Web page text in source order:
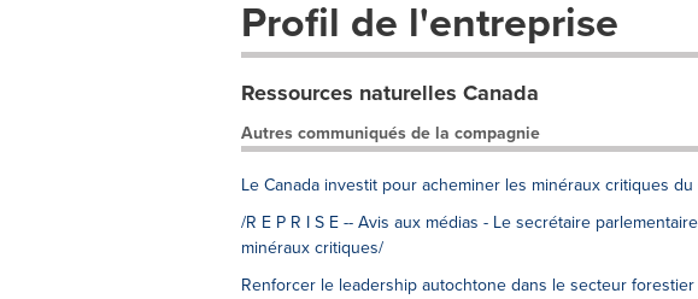
Profil de l'entreprise
Ressources naturelles Canada
Autres communiqués de la compagnie
Le Canada investit pour acheminer les minéraux critiques
/R E P R I S E -- Avis aux médias - Le secrétaire
minéraux critiques/
Renforcer le leadership autochtone dans le secteur